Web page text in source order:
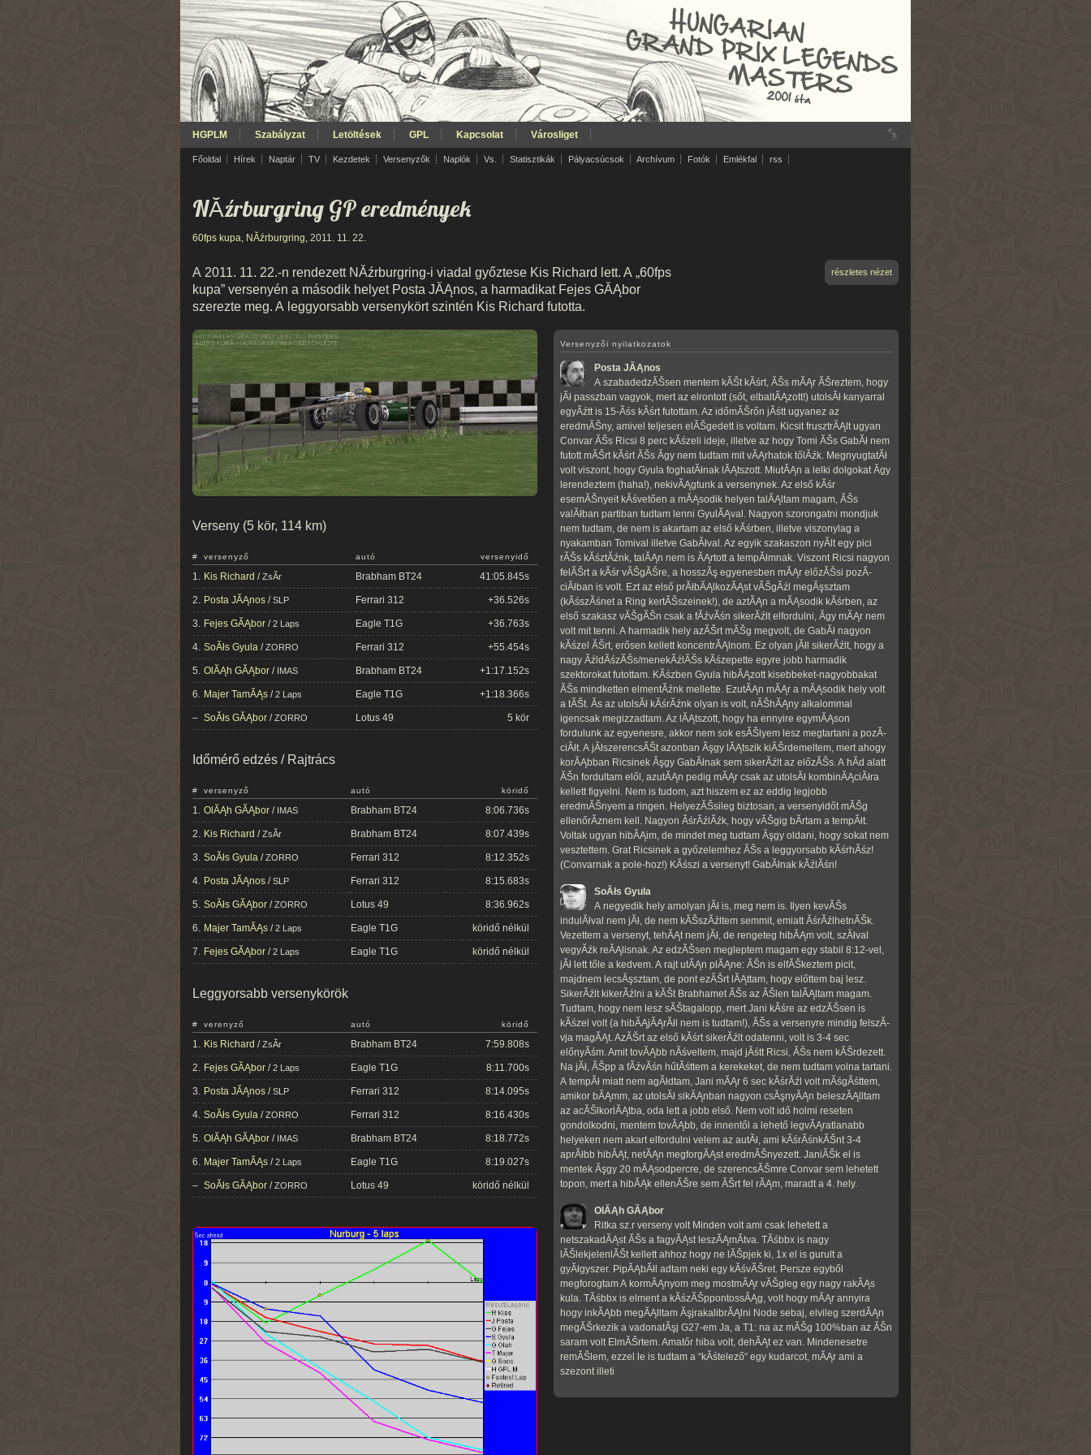
HGPLM Szabályzat Letöltések GPL Kapcsolat Városliget
Főoldal Hírek Naptár TV Kezdetek Versenyzők Naplók Vs. Statisztikák Pályacsúcsok Archívum Fotók Emlékfal rss
NĂźrburgring GP eredmények
60fps kupa, NĂźrburgring, 2011. 11. 22.
részletes nézet
A 2011. 11. 22.-n rendezett NĂźrburgring-i viadal győztese Kis Richard lett. A „60fps
kupa” versenyén a második helyet Posta JĂĄnos, a harmadikat Fejes GĂĄbor
szerezte meg. A leggyorsabb versenykört szintén Kis Richard futotta.
Verseny (5 kör, 114 km)
# versenyző autó versenyidő
1. Kis Richard /ZsĂ­r Brabham BT24 41:05.845s
2. Posta JĂĄnos /SLP Ferrari 312 +36.526s
3. Fejes GĂĄbor /2 Laps Eagle T1G +36.763s
4. SoĂłs Gyula /ZORRO Ferrari 312 +55.454s
5. OlĂĄh GĂĄbor / IMAS Brabham BT24 +1:17.152s
6. Majer TamĂĄs /2 Laps Eagle T1G +1:18.366s
– SoĂłs GĂĄbor /ZORRO Lotus 49 5 kör
Időmérő edzés / Rajtrács
# versenyző autó köridő
1. OlĂĄh GĂĄbor / IMAS Brabham BT24 8:06.736s
2. Kis Richard /ZsĂ­r Brabham BT24 8:07.439s
3. SoĂłs Gyula /ZORRO Ferrari 312 8:12.352s
4. Posta JĂĄnos /SLP Ferrari 312 8:15.683s
5. SoĂłs GĂĄbor /ZORRO Lotus 49 8:36.962s
6. Majer TamĂĄs /2 Laps Eagle T1G köridő nélkül
7. Fejes GĂĄbor /2 Laps Eagle T1G köridő nélkül
Leggyorsabb versenykörök
# verenyző autó köridő
1. Kis Richard /ZsĂ­r Brabham BT24 7:59.808s
2. Fejes GĂĄbor /2 Laps Eagle T1G 8:11.700s
3. Posta JĂĄnos /SLP Ferrari 312 8:14.095s
4. SoĂłs Gyula /ZORRO Ferrari 312 8:16.430s
5. OlĂĄh GĂĄbor / IMAS Brabham BT24 8:18.772s
6. Majer TamĂĄs /2 Laps Eagle T1G 8:19.027s
– SoĂłs GĂĄbor /ZORRO Lotus 49 köridő nélkül
Versenyzői nyilatkozatok
Posta JĂĄnos
A szabadedzĂŠsen mentem kĂŠt kĂśrt, ĂŠs mĂĄr ĂŠreztem, hogy
jĂł passzban vagyok, mert az elrontott (sőt, elbaltĂĄzott!) utolsĂł kanyarral
egyĂźtt is 15-Ăśs kĂśrt futottam. Az időmĂŠrőn jĂśtt ugyanez az
eredmĂŠny, amivel teljesen elĂŠgedett is voltam. Kicsit frusztrĂĄlt ugyan
Convar ĂŠs Ricsi 8 perc kĂśzeli ideje, illetve az hogy Tomi ĂŠs GabĂł nem
futott mĂŠrt kĂśrt ĂŠs Ă­gy nem tudtam mit vĂĄrhatok tőlĂźk. MegnyugtatĂł
volt viszont, hogy Gyula foghatĂłnak lĂĄtszott. MiutĂĄn a lelki dolgokat Ă­gy
lerendeztem (haha!), nekivĂĄgtunk a versenynek. Az első kĂśr
esemĂŠnyeit kĂśvetően a mĂĄsodik helyen talĂĄltam magam, ĂŠs
valĂłban partiban tudtam lenni GyulĂĄval. Nagyon szorongatni mondjuk
nem tudtam, de nem is akartam az első kĂśrben, illetve viszonylag a
nyakamban Tomival illetve GabĂłval. Az egyik szakaszon nyĂ­lt egy pici
rĂŠs kĂśztĂźnk, talĂĄn nem is ĂĄrtott a tempĂłmnak. Viszont Ricsi nagyon
felĂŠrt a kĂśr vĂŠgĂŠre, a hosszĂş egyenesben mĂĄr előzĂŠsi pozĂ­
ciĂłban is volt. Ezt az első prĂłbĂĄlkozĂĄst vĂŠgĂźl megĂşsztam
(kĂśszĂśnet a Ring kertĂŠszeinek!), de aztĂĄn a mĂĄsodik kĂśrben, az
első szakasz vĂŠgĂŠn csak a fĂźvĂśn sikerĂźlt elfordulni, Ă­gy mĂĄr nem
volt mit tenni. A harmadik hely azĂŠrt mĂŠg megvolt, de GabĂł nagyon
kĂśzel ĂŠrt, erősen kellett koncentrĂĄlnom. Ez olyan jĂłl sikerĂźlt, hogy a
nagy ĂźldĂśzĂŠs/menekĂźlĂŠs kĂśzepette egyre jobb harmadik
szektorokat futottam. KĂśzben Gyula hibĂĄzott kisebbeket-nagyobbakat
ĂŠs mindketten elmentĂźnk mellette. EzutĂĄn mĂĄr a mĂĄsodik hely volt
a tĂŠt. Ăs az utolsĂł kĂśrĂźnk olyan is volt, nĂŠhĂĄny alkalommal
igencsak megizzadtam. Az lĂĄtszott, hogy ha ennyire egymĂĄson
fordulunk az egyenesre, akkor nem sok esĂŠlyem lesz megtartani a pozĂ­
ciĂłt. A jĂłszerencsĂŠt azonban Ăşgy lĂĄtszik kiĂŠrdemeltem, mert ahogy
korĂĄbban Ricsinek Ăşgy GabĂłnak sem sikerĂźlt az előzĂŠs. A hĂ­d alatt
ĂŠn fordultam elől, azutĂĄn pedig mĂĄr csak az utolsĂł kombinĂĄciĂłra
kellett figyelni. Nem is tudom, azt hiszem ez az eddig legjobb
eredmĂŠnyem a ringen. HelyezĂŠsileg biztosan, a versenyidőt mĂŠg
ellenőrĂ­znem kell. Nagyon ĂśrĂźlĂźk, hogy vĂŠgig bĂ­rtam a tempĂłt.
Voltak ugyan hibĂĄim, de mindet meg tudtam Ăşgy oldani, hogy sokat nem
vesztettem. Grat Ricsinek a győzelemhez ĂŠs a leggyorsabb kĂśrhĂśz!
(Convarnak a pole-hoz!) KĂśszi a versenyt! GabĂłnak kĂźlĂśn!
SoĂłs Gyula
A negyedik hely amolyan jĂł is, meg nem is. Ilyen kevĂŠs
indulĂłval nem jĂł, de nem kĂŠszĂźltem semmit, emiatt ĂśrĂźlhetnĂŠk.
Vezettem a versenyt, tehĂĄt nem jĂł, de rengeteg hibĂĄm volt, szĂłval
vegyĂźk reĂĄlisnak. Az edzĂŠsen megleptem magam egy stabil 8:12-vel,
jĂł lett tőle a kedvem. A rajt utĂĄn plĂĄne: ĂŠn is elfĂŠkeztem picit,
majdnem lecsĂşsztam, de pont ezĂŠrt lĂĄttam, hogy előttem baj lesz.
SikerĂźlt kikerĂźlni a kĂŠt Brabhamet ĂŠs az ĂŠlen talĂĄltam magam.
Tudtam, hogy nem lesz sĂŠtagalopp, mert Jani kĂśre az edzĂŠsen is
kĂśzel volt (a hibĂĄjĂĄrĂłl nem is tudtam!), ĂŠs a versenyre mindig felszĂ­
vja magĂĄt. AzĂŠrt az első kĂśrt sikerĂźlt odatenni, volt is 3-4 sec
előnyĂśm. Amit tovĂĄbb nĂśveltem, majd jĂśtt Ricsi, ĂŠs nem kĂŠrdezett.
Na jĂł, ĂŠpp a fĂźvĂśn hűtĂśttem a kerekeket, de nem tudtam volna tartani.
A tempĂł miatt nem agĂłdtam, Jani mĂĄr 6 sec kĂśrĂźl volt mĂśgĂśttem,
amikor bĂĄmm, az utolsĂł sikĂĄnban nagyon csĂşnyĂĄn beleszĂĄlltam
az acĂŠlkorlĂĄtba, oda lett a jobb első. Nem volt idő holmi reseten
gondolkodni, mentem tovĂĄbb, de innentől a lehető legvĂĄratlanabb
helyeken nem akart elfordulni velem az autĂł, ami kĂśrĂśnkĂŠnt 3-4
aprĂłbb hibĂĄt, netĂĄn megforgĂĄst eredmĂŠnyezett. JaniĂŠk el is
mentek Ăşgy 20 mĂĄsodpercre, de szerencsĂŠmre Convar sem lehetett
topon, mert a hibĂĄk ellenĂŠre sem ĂŠrt fel rĂĄm, maradt a 4. hely.
OlĂĄh GĂĄbor
Ritka sz.r verseny volt Minden volt ami csak lehetett a
netszakadĂĄst ĂŠs a fagyĂĄst leszĂĄmĂ­tva. TĂśbbx is nagy
lĂŠlekjelenlĂŠt kellett ahhoz hogy ne lĂŠpjek ki, 1x el is gurult a
gyĂłgyszer. PipĂĄbĂłl adtam neki egy kĂśvĂŠret. Persze egyből
megforogtam A kormĂĄnyom meg mostmĂĄr vĂŠgleg egy nagy rakĂĄs
kula. TĂśbbx is elment a kĂśzĂŠppontossĂĄg, volt hogy mĂĄr annyira
hogy inkĂĄbb megĂĄlltam ĂşjrakalibrĂĄlni Node sebaj, elvileg szerdĂĄn
megĂŠrkezik a vadonatĂşj G27-em Ja, a T1: na az mĂŠg 100%ban az ĂŠn
saram volt ElmĂŠrtem. Amatőr hiba volt, dehĂĄt ez van. Mindenesetre
remĂŠlem, ezzel le is tudtam a “kĂśtelező“ egy kudarcot, mĂĄr ami a
szezont illeti